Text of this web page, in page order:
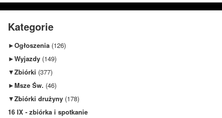
Kategorie
►Ogłoszenia (126)
►Wyjazdy (149)
▼Zbiórki (377)
►Msze Św. (46)
▼Zbiórki drużyny (178)
16 IX - zbiórka i spotkanie